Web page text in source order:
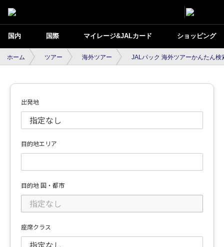
国内 国際 マイレージ&JALカード ショッピング
ホーム ツアー 海外ツアー JALパック 海外ツアーかんたん検
出発地
目的地エリア
目的地 国・都市
座席クラス